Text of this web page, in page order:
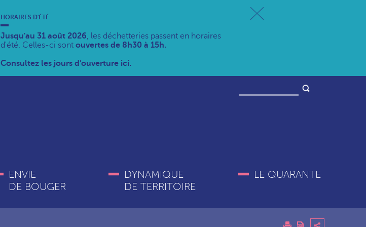
HORAIRES D'ÉTÉ
Jusqu'au 31 août 2026, les déchetteries passent en horaires
d'été. Celles-ci sont ouvertes de 8h30 à 15h.
Consultez les jours d'ouverture ici.
ENVIE
DE BOUGER
DYNAMIQUE
DE TERRITOIRE
LE QUARANTE